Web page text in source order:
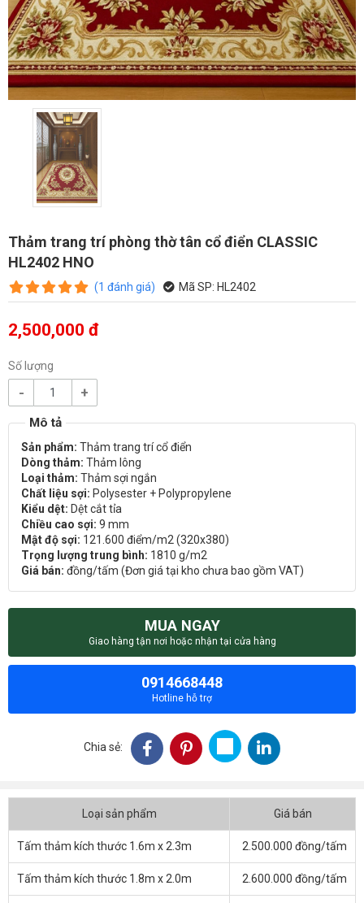
Thảm trang trí phòng thờ tân cổ điển CLASSIC
HL2402 HNO
(1 đánh giá) Mã SP: HL2402
2,500,000 đ
Số lượng
- +
Sản phẩm: Thảm trang trí cổ điển
Dòng thảm: Thảm lông
Loại thảm: Thảm sợi ngắn
Chất liệu sợi: Polysester + Polypropylene
Kiểu dệt: Dệt cắt tỉa
Chiều cao sợi: 9 mm
Mật độ sợi: 121.600 điểm/m2 (320x380)
Trọng lượng trung bình: 1810 g/m2
Giá bán: đồng/tấm (Đơn giá tại kho chưa bao gồm VAT)
MUA NGAY
Giao hàng tận nơi hoặc nhận tại cửa hàng
0914668448
Hotline hỗ trợ
Chia sẻ:
Loại sản phẩm Giá bán
Tấm thảm kích thước 1.6m x 2.3m 2.500.000 đồng/tấm
Tấm thảm kích thước 1.8m x 2.0m 2.600.000 đồng/tấm